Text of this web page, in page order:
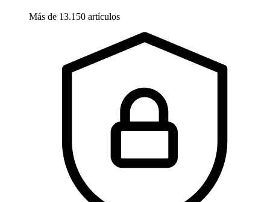
Más de 13.150 artículos